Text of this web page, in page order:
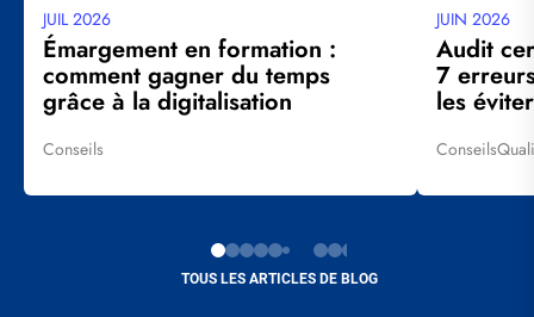
TOUS LES ARTICLES DE BLOG
Date
mise
à
jour
JUIL 2026
Émargement en formation :
comment gagner du temps
grâce à la digitalisation
Tags
Conseils
Date
mise
à
jour
JUIN 2026
Audit
7
les éviter
Tags
Conseils